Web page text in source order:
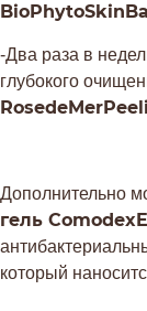
-Два раза в
глубокого
Дополнительно
гель
который